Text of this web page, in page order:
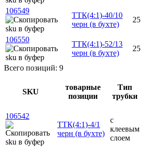
106549
ТТК(4:1)-40/10
черн (в бухте)
25
106550
ТТК(4:1)-52/13
черн (в бухте)
25
Всего позиций: 9
SKU
товарные
позиции
Тип
трубки
106542
ТТК(4:1)-4/1
черн (в бухте)
с
клеевым
слоем